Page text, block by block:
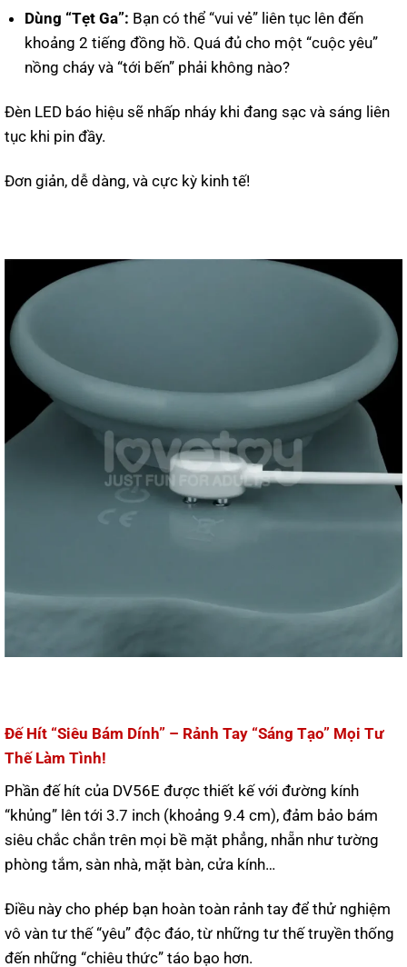
Dùng “Tẹt Ga”: Bạn có thể “vui vẻ” liên tục lên đến
khoảng 2 tiếng đồng hồ. Quá đủ cho một “cuộc yêu”
nồng cháy và “tới bến” phải không nào?
Đèn LED báo hiệu sẽ nhấp nháy khi đang sạc và sáng liên
tục khi pin đầy.
Đơn giản, dễ dàng, và cực kỳ kinh tế!
Đế Hít “Siêu Bám Dính” – Rảnh Tay “Sáng Tạo” Mọi Tư
Thế Làm Tình!
Phần đế hít của DV56E được thiết kế với đường kính
“khủng” lên tới 3.7 inch (khoảng 9.4 cm), đảm bảo bám
siêu chắc chắn trên mọi bề mặt phẳng, nhẵn như tường
phòng tắm, sàn nhà, mặt bàn, cửa kính…
Điều này cho phép bạn hoàn toàn rảnh tay để thử nghiệm
vô vàn tư thế “yêu” độc đáo, từ những tư thế truyền thống
đến những “chiêu thức” táo bạo hơn.